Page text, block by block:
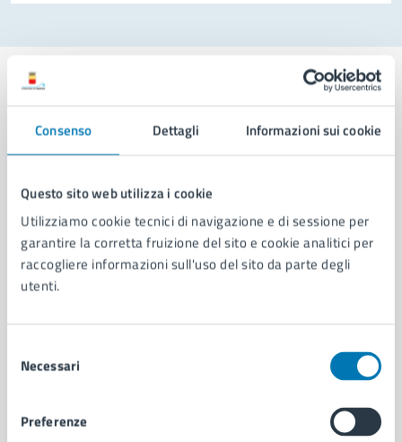
Consenso Dettagli Informazioni sui cookie
Questo sito web utilizza i cookie
Utilizziamo cookie tecnici di navigazione e di sessione per
garantire la corretta fruizione del sito e cookie analitici per
raccogliere informazioni sull'uso del sito da parte degli
utenti.
delNecessari
Preferenze
Comune di Napoli
AMMINISTRAZIONE
Aree amministrative
Organi di governo
Municipalità
Uffici
Personale amministrativo
Documenti e dati